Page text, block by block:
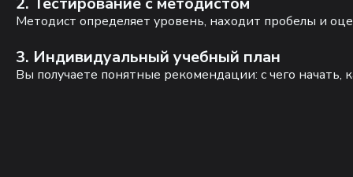
Методист определяет уровень, находит пробелы и
3. Индивидуальный учебный план
Вы получаете понятные рекомендации: с чего начать,